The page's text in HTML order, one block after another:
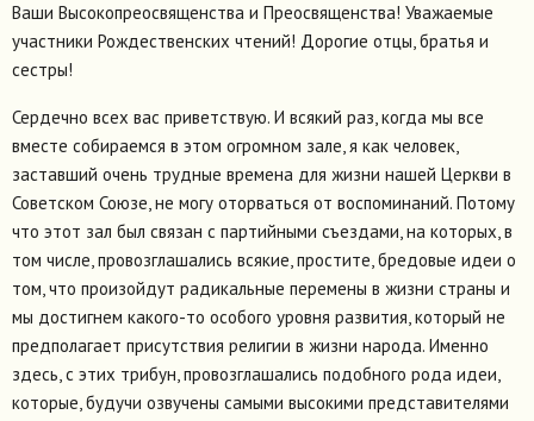
Ваши Высокопреосвященства и Преосвященства! Уважаемые
участники Рождественских чтений! Дорогие отцы, братья и
сестры!
Сердечно всех вас приветствую. И всякий раз, когда мы все
вместе собираемся в этом огромном зале, я как человек,
заставший очень трудные времена для жизни нашей Церкви в
Советском Союзе, не могу оторваться от воспоминаний. Потому
что этот зал был связан с партийными съездами, на которых, в
том числе, провозглашались всякие, простите, бредовые идеи о
том, что произойдут радикальные перемены в жизни страны и
мы достигнем какого-то особого уровня развития, который не
предполагает присутствия религии в жизни народа. Именно
здесь, с этих трибун, провозглашались подобного рода идеи,
которые, будучи озвучены самыми высокими представителями